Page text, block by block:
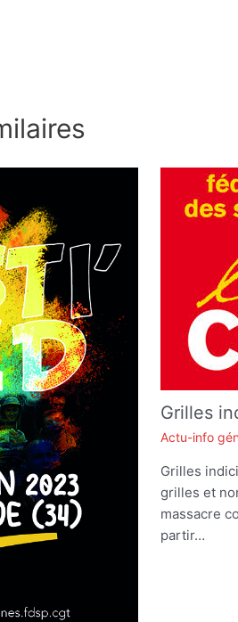
Grilles
Actu-info
Grilles
grilles et
massacre
partir…